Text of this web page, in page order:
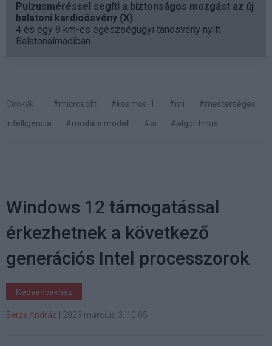
Pulzusméréssel segíti a biztonságos mozgást az új
balatoni kardioösvény (X)
4 és egy 8 km-es egészségügyi tanösvény nyílt
Balatonalmádiban.
Címkék: #microsoft #kosmos-1 #mi
#mesterséges
intelligencia
#modális modell #ai #algoritmus
Windows 12 támogatással
érkezhetnek a következő
generációs Intel processzorok
Kedvencekhez
Berze András 2023 március 3. 10:05